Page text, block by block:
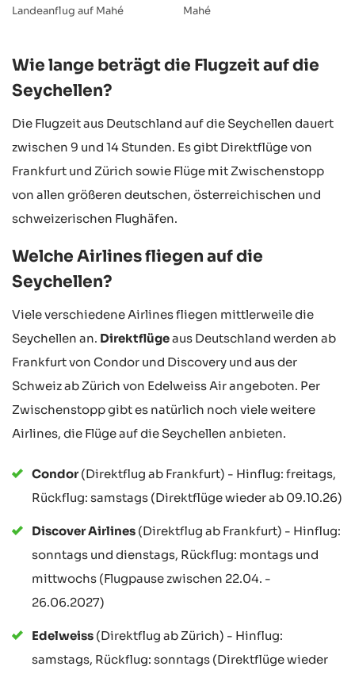
Landeanflug auf Mahé
Mahé
Wie lange beträgt die Flugzeit auf die
Seychellen?
Die Flugzeit aus Deutschland auf die Seychellen dauert
zwischen 9 und 14 Stunden. Es gibt Direktflüge von
Frankfurt und Zürich sowie Flüge mit Zwischenstopp
von allen größeren deutschen, österreichischen und
schweizerischen Flughäfen.
Welche Airlines fliegen auf die
Seychellen?
Viele verschiedene Airlines fliegen mittlerweile die
Seychellen an. Direktflügeaus Deutschland werden ab
Frankfurt von Condor und Discovery und aus der
Schweiz ab Zürich von Edelweiss Air angeboten. Per
Zwischenstopp gibt es natürlich noch viele weitere
Airlines, die Flüge auf die Seychellen anbieten.
Condor(Direktflug ab Frankfurt) - Hinflug: freitags,
Rückflug: samstags (Direktflüge wieder ab 09.10.26)
Discover Airlines (Direktflug ab Frankfurt) - Hinflug:
sonntags und dienstags, Rückflug: montags und
mittwochs (Flugpause zwischen 22.04. -
26.06.2027)
Edelweiss (Direktflug ab Zürich) - Hinflug:
samstags, Rückflug: sonntags (Direktflüge wieder